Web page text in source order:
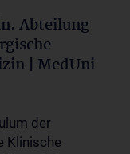
Abteilung
| MedUni
der
Klinische